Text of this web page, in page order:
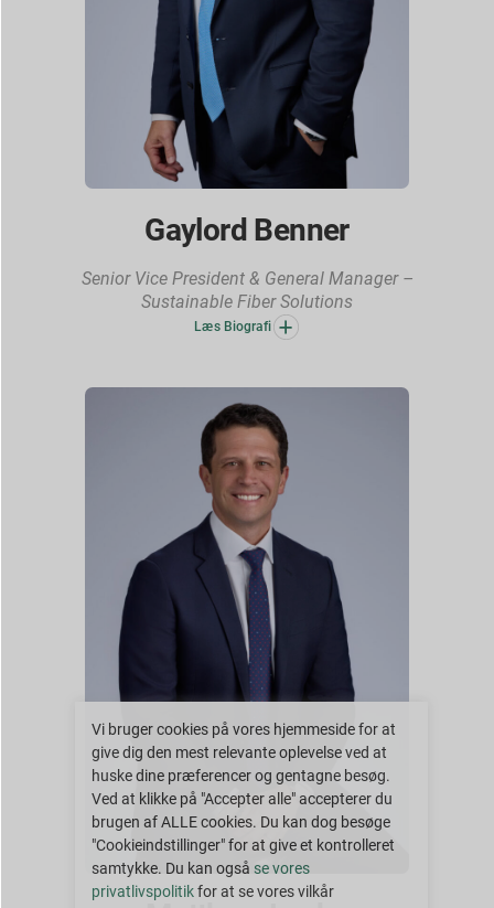
Gaylord Benner
Senior Vice President & General Manager –
Sustainable Fiber Solutions
Læs Biografi
Vi bruger cookies på vores hjemmeside for at
give dig den mest relevante oplevelse ved at
huske dine præferencer og gentagne besøg.
Ved at klikke på "Accepter alle" accepterer du
brugen af ALLE cookies. Du kan dog besøge
"Cookieindstillinger" for at give et kontrolleret
samtykke. Du kan også se vores
privatlivspolitikfor at se vores vilkår